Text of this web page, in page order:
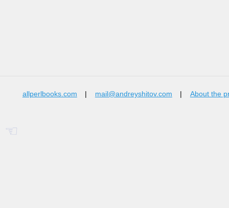
☜
allperlbooks.com | mail@andreyshitov.com | About the